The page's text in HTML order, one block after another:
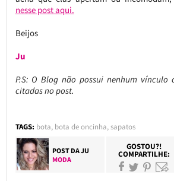
nesse post aqui.
Beijos
Ju
P.S: O Blog não possui nenhum vínculo
citadas no post.
TAGS: bota, bota de oncinha,sapatos
POST DAJU
MODA
GOSTOU?!
COMPARTILHE: